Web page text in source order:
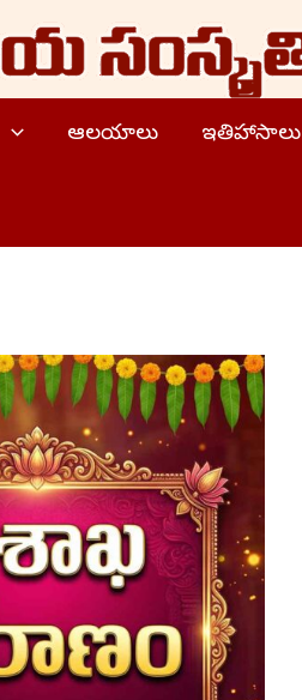
ఆలయాలు ఇతిహాసాలు